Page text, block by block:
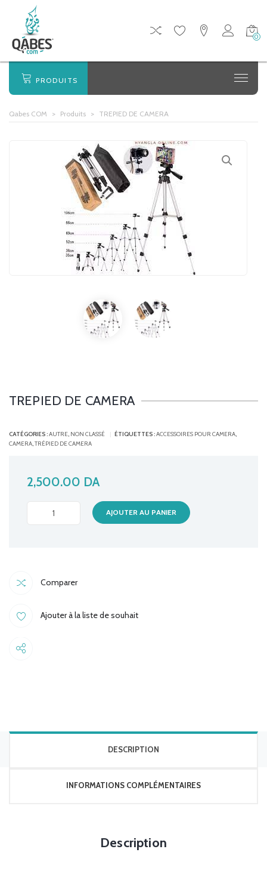
0
PRODUITS
Qabes COM > Produits > TREPIED DE CAMERA
TREPIED DE CAMERA
CATÉGORIES :AUTRE, NON CLASSÉ ÉTIQUETTES :ACCESSOIRES POUR CAMERA,
CAMERA,TRÉPIED DE CAMERA
2,500.00 DA
TREPIED
DE
AJOUTER AU PANIER
Comparer
Ajouter à la liste de souhait
DESCRIPTION
INFORMATIONS COMPLÉMENTAIRES
Description